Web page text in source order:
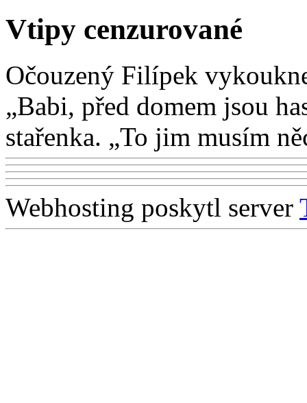
Vtipy cenzurované
Očouzený Filípek
„Babi, před domem jsou
stařenka. „To jim musím
Webhosting poskytl server